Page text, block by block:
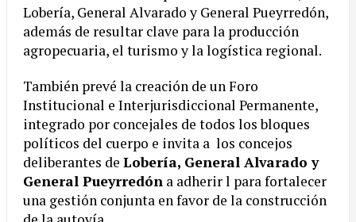
Lobería, General Alvarado y General Pueyrredón,
además de resultar clave para la producción
agropecuaria, el turismo y la logística regional.
También prevé la creación de un Foro
Institucional e Interjurisdiccional Permanente,
integrado por concejales de todos los bloques
políticos del cuerpo e invita a los concejos
deliberantes de Lobería, General Alvarado y
General Pueyrredón a adherir l para fortalecer
una gestión conjunta en favor de la construcción